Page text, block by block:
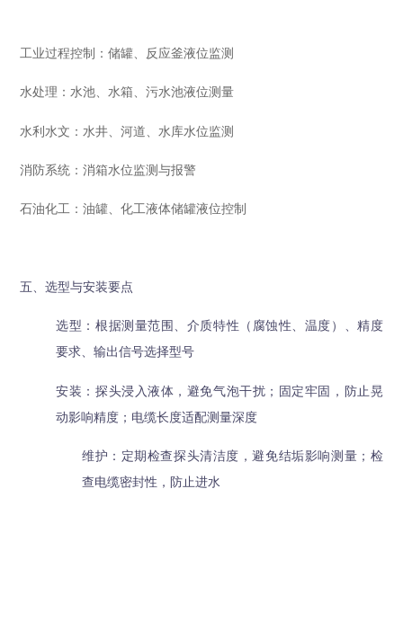
工业过程控制：储罐、反应釜液位监测
水处理：水池、水箱、污水池液位测量
水利水文：水井、河道、水库水位监测
消防系统：消箱水位监测与报警
石油化工：油罐、化工液体储罐液位控制
五、选型与安装要点
选型：根据测量范围、介质特性（腐蚀性、温度）、精度
要求、输出信号选择型号
安装：探头浸入液体，避免气泡干扰；固定牢固，防止晃
动影响精度；电缆长度适配测量深度
维护：定期检查探头清洁度，避免结垢影响测量；检
查电缆密封性，防止进水